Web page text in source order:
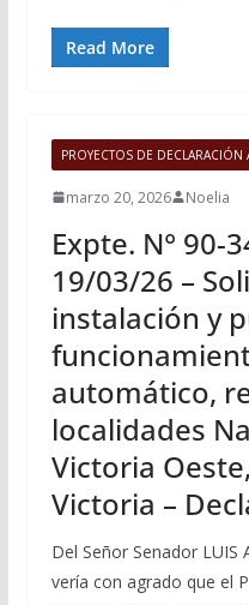
Read More
PROYECTOS DE DECLARACIÓN
marzo 20, 2026 Noelia
Expte. N° 90-
19/03/26 –
instalación y
automático,
localidades
Victoria
Victoria –
Del Señor Senador LUIS
vería con agrado que el